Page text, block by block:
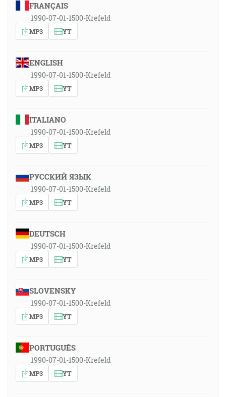
FRANÇAIS
1990-07-01-1500-Krefeld
MP3 YT
ENGLISH
1990-07-01-1500-Krefeld
MP3 YT
ITALIANO
1990-07-01-1500-Krefeld
MP3 YT
РУССКИЙ ЯЗЫК
1990-07-01-1500-Krefeld
MP3 YT
DEUTSCH
1990-07-01-1500-Krefeld
MP3 YT
SLOVENSKY
1990-07-01-1500-Krefeld
MP3 YT
PORTUGUÊS
1990-07-01-1500-Krefeld
MP3 YT